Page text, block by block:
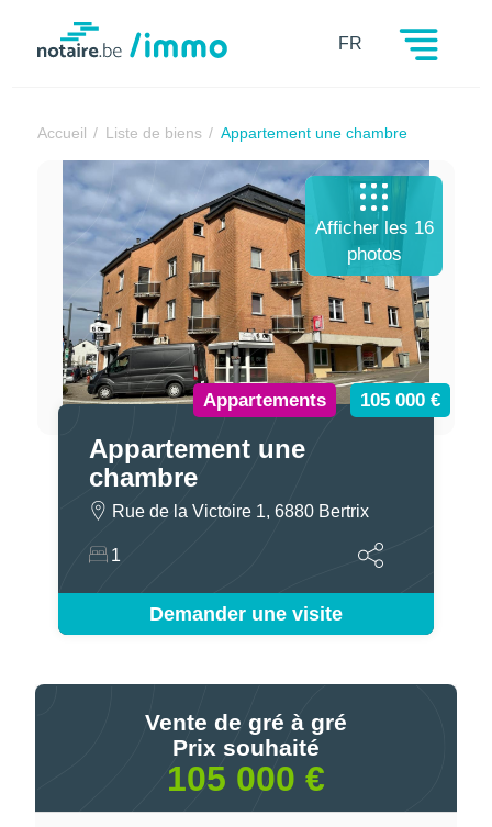
Notaire.be FR
Accueil Liste de biens Appartement une chambre
Appartements 105 000 €
Appartement une
chambre
Rue de la Victoire 1, 6880 Bertrix
1
Demander une visite
Afficher les 16
photos
Vente de gré à gré
Prix souhaité
105 000 €